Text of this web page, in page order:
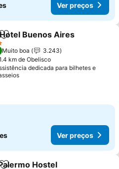
Ver preços
Adicionar aos favoritos
Buenos Aires
Muito boa
3.243
km de Obelisco
dedicada para bilhetes e
Ver preços
Hostel